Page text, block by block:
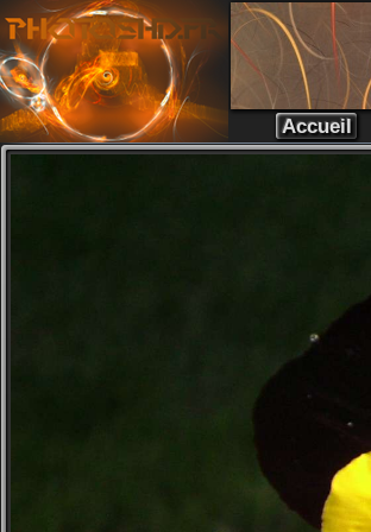
Accueil